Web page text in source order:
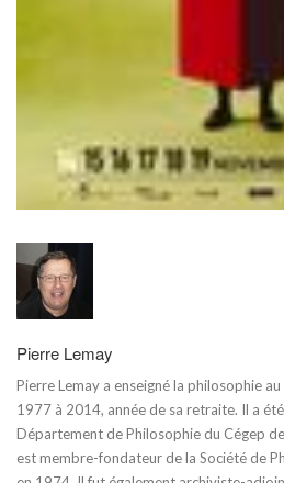
Pierre Lemay
Pierre Lemay a enseigné la philosophie
1977 à 2014, année de sa retraite. Il a
Département de Philosophie du Cégep
est membre-fondateur de la Société de